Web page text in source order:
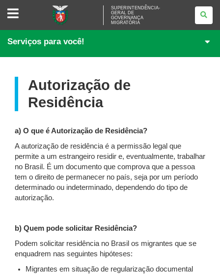
SUPERINTENDÊNCIA-
GOVERNANÇA
SUPERINTENDÊNCIA-
GERAL DE
GOVERNANÇA
MIGRATÓRIA
Serviços para você!
Autorização de
Residência
a) O que é Autorização de Residência?
A autorização de residência é a permissão legal que
permite a um estrangeiro residir e, eventualmente, trabalhar
no Brasil. É um documento que comprova que a pessoa
tem o direito de permanecer no país, seja por um período
determinado ou indeterminado, dependendo do tipo de
autorização.
b) Quem pode solicitar Residência?
Podem solicitar residência no Brasil os migrantes que se
enquadrem nas seguintes hipóteses:
Migrantes em situação de regularização documental